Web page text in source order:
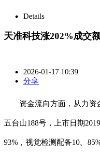
Details
天准科技涨202%成交
2026-01-17 10:39
分享
资金流向方面，从力资金
五台山188号，上市日期
93%，视觉检测配备10。